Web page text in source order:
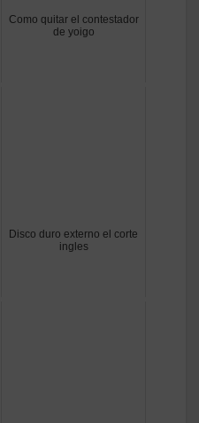
Como quitar el contestador
de yoigo
Disco duro externo el corte
ingles